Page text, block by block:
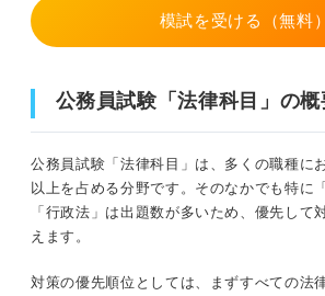
模試を受ける（無料）
公務員試験「法律科目」の概
公務員試験「法律科目」は、多くの職種に
以上を占める分野です。そのなかでも特に
「行政法」は出題数が多いため、優先して
えます。
対策の優先順位としては、まずすべての法